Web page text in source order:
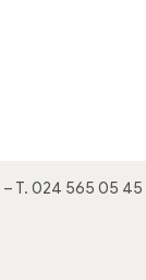
– T. 024 565 05 45